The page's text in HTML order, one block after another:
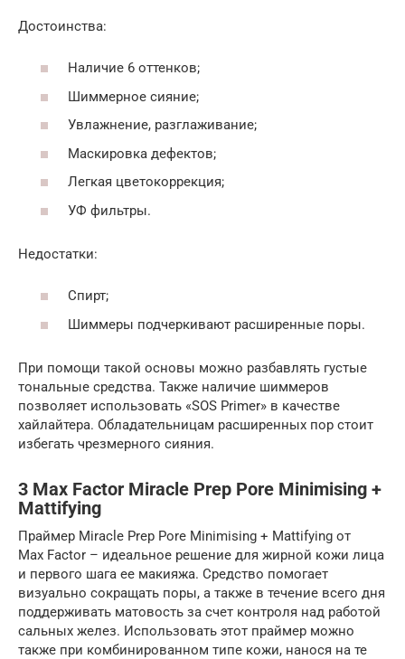
Достоинства:
Наличие 6 оттенков;
Шиммерное сияние;
Увлажнение, разглаживание;
Маскировка дефектов;
Легкая цветокоррекция;
УФ фильтры.
Недостатки:
Спирт;
Шиммеры подчеркивают расширенные поры.
При помощи такой основы можно разбавлять густые
тональные средства. Также наличие шиммеров
позволяет использовать «SOS Primer» в качестве
хайлайтера. Обладательницам расширенных пор стоит
избегать чрезмерного сияния.
3 Max Factor Miracle Prep Pore Minimising +
Mattifying
Праймер Miracle Prep Pore Minimising + Mattifying от
Max Factor – идеальное решение для жирной кожи лица
и первого шага ее макияжа. Средство помогает
визуально сокращать поры, а также в течение всего дня
поддерживать матовость за счет контроля над работой
сальных желез. Использовать этот праймер можно
также при комбинированном типе кожи, нанося на те